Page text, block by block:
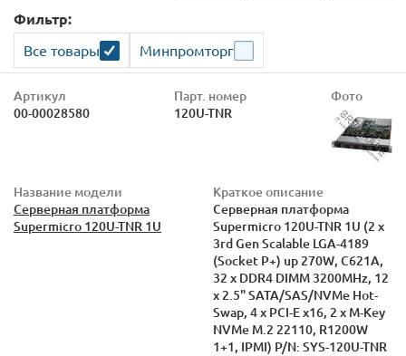
Фильтр:
Все товары Минпромторг
Артикул
00-00028580
Парт. номер
120U-TNR
Фото
Название модели
Серверная платформа
Supermicro 120U-TNR 1U
Краткое описание
Серверная платформа
Supermicro 120U-TNR 1U (2 x
3rd Gen Scalable LGA-4189
(Socket P+) up 270W, C621A,
32 x DDR4 DIMM 3200MHz, 12
x 2.5" SATA/SAS/NVMe Hot-
Swap, 4 x PCI-E x16, 2 x M-Key
NVMe M.2 22110, R1200W
1+1, IPMI) P/N: SYS-120U-TNR